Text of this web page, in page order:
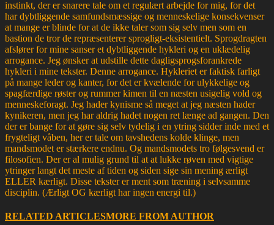
instinkt, der er snarere tale om et regulært arbejde for mig, for det
har dybtliggende samfundsmæssige og menneskelige konsekvenser
at mange er blinde for at de ikke taler som sig selv men som en
bastion de tror de repræsenterer sprogligt-eksistentielt. Sprogdragten
afslører for mine sanser et dybtliggende hykleri og en uklædelig
arrogance. Jeg ønsker at udstille dette dagligsprogsforankrede
hykleri i mine tekster. Denne arrogance. Hykleriet er faktisk farligt
på mange leder og kanter, for det er kvælende for ulykkelige og
spagfærdige røster og rummer kimen til en næsten usigelig vold og
menneskeforagt. Jeg hader kynisme så meget at jeg næsten hader
kynikeren, men jeg har aldrig hadet nogen ret længe ad gangen. Den
der er bange for at gøre sig selv tydelig i en ytring sidder inde med et
frygteligt våben, her er tale om tavshedens kolde klinge, men
mandsmodet er stærkere endnu. Og mandsmodets tro følgesvend er
filosofien. Der er al mulig grund til at at lukke røven med vigtige
ytringer langt det meste af tiden og siden sige sin mening ærligt
ELLER kærligt. Disse tekster er ment som træning i selvsamme
disciplin. (Ærligt OG kærligt har ingen energi til.)
RELATED ARTICLESMORE FROM AUTHOR